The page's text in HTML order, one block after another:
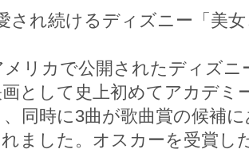
され続けるディズニー「美
メリカで公開されたディズ
として史上初めてアカデミ
同時に3曲が歌曲賞の候補
ました。オスカーを受賞し